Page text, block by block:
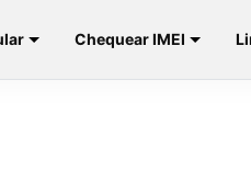
Chequear IMEI